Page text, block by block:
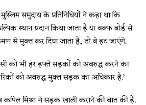
मुस्लिम समुदाय के प्रतिनिधियों ने कहा था कि
स्थान प्रदान किया जाता है या वक्फ बोर्ड से
से मुक्त कर दिया जाता है, तो वे हट जाएंगे.
को भी हर हफ्ते सड़कों को अवरुद्ध करने का
को अवरुद्ध मुक्त सड़क का अधिकार है.’
कपिल मिश्रा ने सड़क खाली कराने की बात की है.